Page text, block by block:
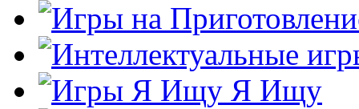
Я Ищу